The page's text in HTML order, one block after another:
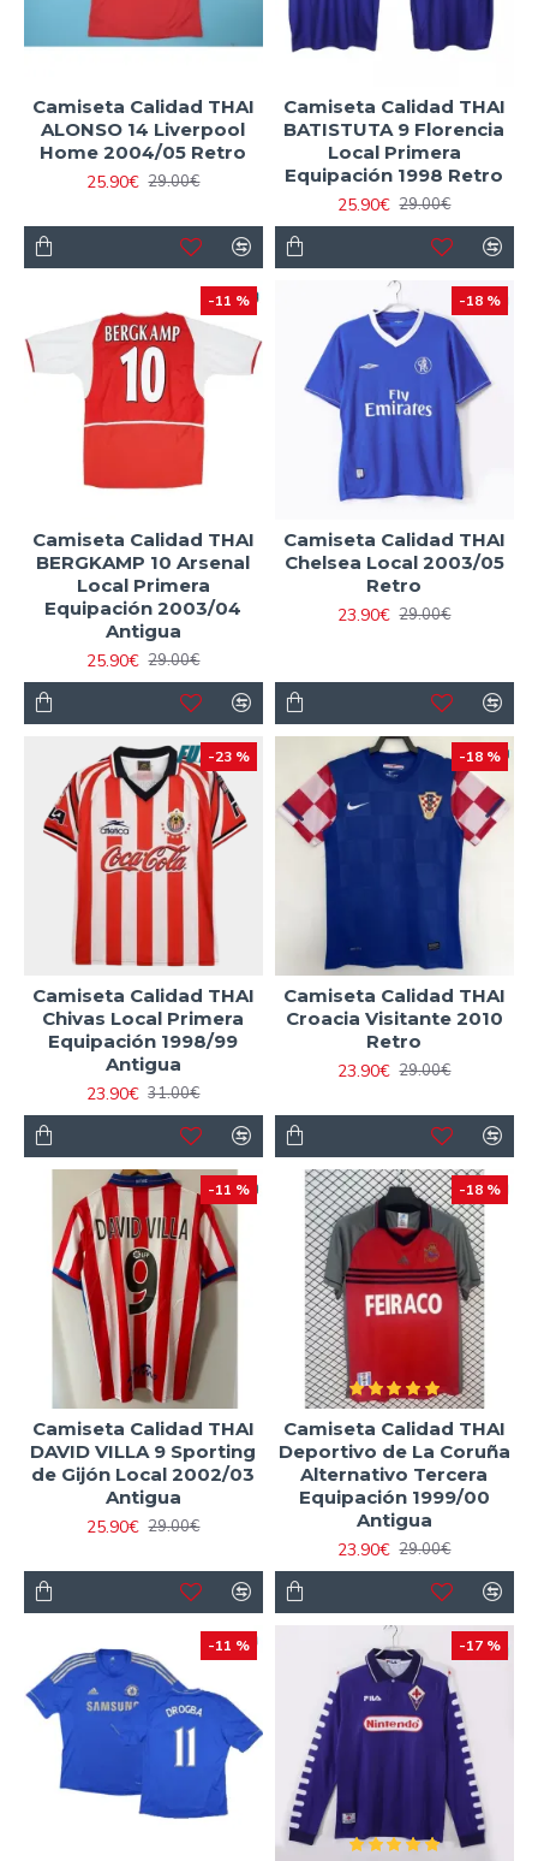
Camiseta Calidad THAI
ALONSO 14 Liverpool
Home 2004/05 Retro
25.90€ 29.00€
Camiseta Calidad THAI
BATISTUTA 9 Florencia
Local Primera
Equipación 1998 Retro
25.90€ 29.00€
-11 %
Camiseta Calidad THAI
BERGKAMP 10 Arsenal
Local Primera
Equipación 2003/04
Antigua
25.90€ 29.00€
-18 %
Camiseta Calidad THAI
Chelsea Local 2003/05
Retro
23.90€ 29.00€
-23 %
Camiseta Calidad THAI
Chivas Local Primera
Equipación 1998/99
Antigua
23.90€ 31.00€
-18 %
Camiseta Calidad THAI
Croacia Visitante 2010
Retro
23.90€ 29.00€
-11 %
Camiseta Calidad THAI
DAVID VILLA 9 Sporting
de Gijón Local 2002/03
Antigua
25.90€ 29.00€
-18 %
Camiseta Calidad THAI
Deportivo de La Coruña
Alternativo Tercera
Equipación 1999/00
Antigua
23.90€ 29.00€
-11 % -17 %